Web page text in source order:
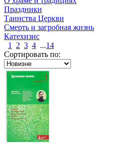
Праздники
Таинства Церкви
Смерть и загробная жизнь
Катехизис
1
2 3 4 ...14
Сортировать по: